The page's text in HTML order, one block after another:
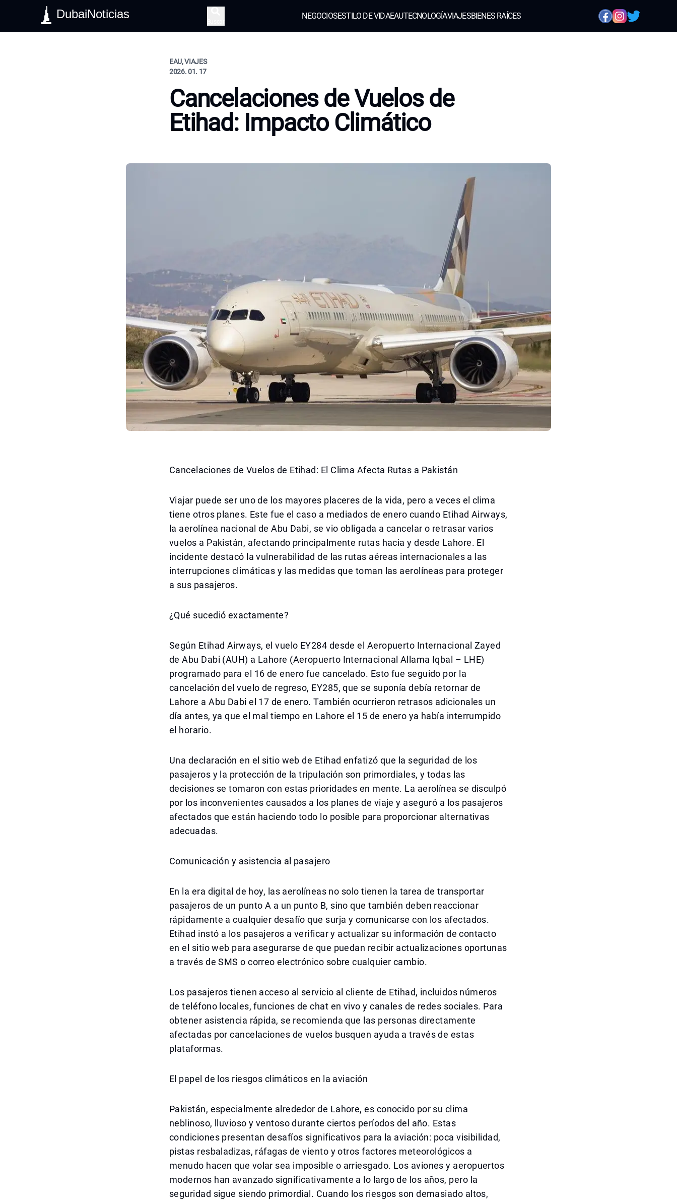
DubaiNoticias NEGOCIOSESTILO DE VIDAEAUTECNOLOGÍAVIAJESBIENES RAÍCES
EAU, VIAJES
2026. 01. 17
Cancelaciones de Vuelos de
Etihad: Impacto Climático
Cancelaciones de Vuelos de Etihad: El Clima Afecta Rutas a Pakistán
Viajar puede ser uno de los mayores placeres de la vida, pero a veces el clima
tiene otros planes. Este fue el caso a mediados de enero cuando Etihad Airways,
la aerolínea nacional de Abu Dabi, se vio obligada a cancelar o retrasar varios
vuelos a Pakistán, afectando principalmente rutas hacia y desde Lahore. El
incidente destacó la vulnerabilidad de las rutas aéreas internacionales a las
interrupciones climáticas y las medidas que toman las aerolíneas para proteger
a sus pasajeros.
¿Qué sucedió exactamente?
Según Etihad Airways, el vuelo EY284 desde el Aeropuerto Internacional Zayed
de Abu Dabi (AUH) a Lahore (Aeropuerto Internacional Allama Iqbal – LHE)
programado para el 16 de enero fue cancelado. Esto fue seguido por la
cancelación del vuelo de regreso, EY285, que se suponía debía retornar de
Lahore a Abu Dabi el 17 de enero. También ocurrieron retrasos adicionales un
día antes, ya que el mal tiempo en Lahore el 15 de enero ya había interrumpido
el horario.
Una declaración en el sitio web de Etihad enfatizó que la seguridad de los
pasajeros y la protección de la tripulación son primordiales, y todas las
decisiones se tomaron con estas prioridades en mente. La aerolínea se disculpó
por los inconvenientes causados a los planes de viaje y aseguró a los pasajeros
afectados que están haciendo todo lo posible para proporcionar alternativas
adecuadas.
Comunicación y asistencia al pasajero
En la era digital de hoy, las aerolíneas no solo tienen la tarea de transportar
pasajeros de un punto A a un punto B, sino que también deben reaccionar
rápidamente a cualquier desafío que surja y comunicarse con los afectados.
Etihad instó a los pasajeros a verificar y actualizar su información de contacto
en el sitio web para asegurarse de que puedan recibir actualizaciones oportunas
a través de SMS o correo electrónico sobre cualquier cambio.
Los pasajeros tienen acceso al servicio al cliente de Etihad, incluidos números
de teléfono locales, funciones de chat en vivo y canales de redes sociales. Para
obtener asistencia rápida, se recomienda que las personas directamente
afectadas por cancelaciones de vuelos busquen ayuda a través de estas
plataformas.
El papel de los riesgos climáticos en la aviación
Pakistán, especialmente alrededor de Lahore, es conocido por su clima
neblinoso, lluvioso y ventoso durante ciertos períodos del año. Estas
condiciones presentan desafíos significativos para la aviación: poca visibilidad,
pistas resbaladizas, ráfagas de viento y otros factores meteorológicos a
menudo hacen que volar sea imposible o arriesgado. Los aviones y aeropuertos
modernos han avanzado significativamente a lo largo de los años, pero la
seguridad sigue siendo primordial. Cuando los riesgos son demasiado altos,